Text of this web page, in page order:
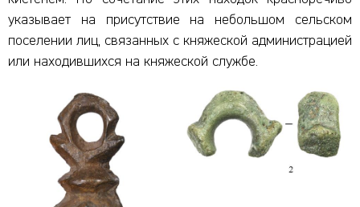
указывает на присутствие на небольшом сельском
поселении лиц, связанных с княжеской администрацией
или находившихся на княжеской службе.